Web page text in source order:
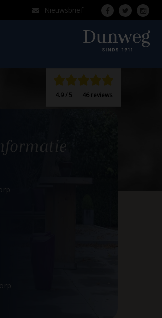
Nieuwsbrief
4.9 / 5 46 reviews